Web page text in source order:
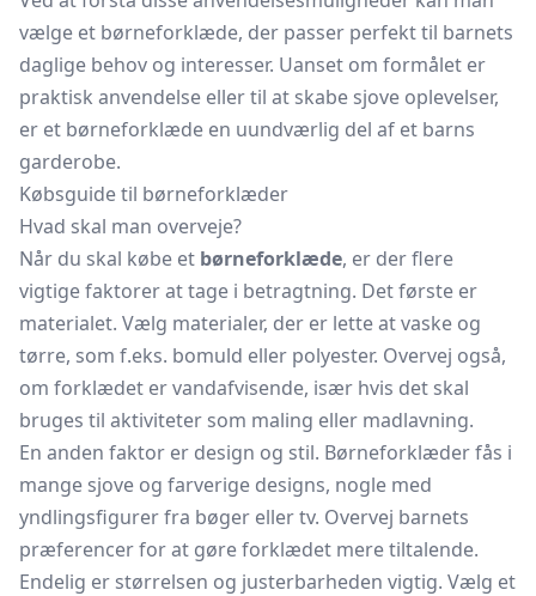
vælge et børneforklæde, der passer perfekt til barnets
daglige behov og interesser. Uanset om formålet er
praktisk anvendelse eller til at skabe sjove oplevelser,
er et børneforklæde en uundværlig del af et barns
garderobe.
Købsguide til børneforklæder
Hvad skal man overveje?
Når du skal købe et børneforklæde, er der flere
vigtige faktorer at tage i betragtning. Det første er
materialet. Vælg materialer, der er lette at vaske og
tørre, som f.eks. bomuld eller polyester. Overvej også,
om forklædet er vandafvisende, især hvis det skal
bruges til aktiviteter som maling eller madlavning.
En anden faktor er design og stil. Børneforklæder fås i
mange sjove og farverige designs, nogle med
yndlingsfigurer fra bøger eller tv. Overvej barnets
præferencer for at gøre forklædet mere tiltalende.
Endelig er størrelsen og justerbarheden vigtig. Vælg et